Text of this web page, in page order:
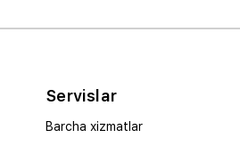
Servislar
Barcha xizmatlar